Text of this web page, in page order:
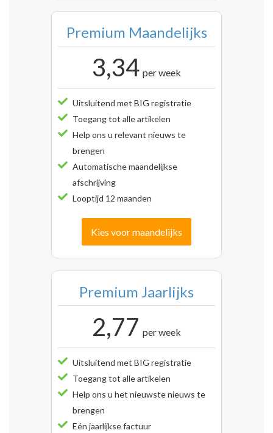
Premium Maandelijks
3,34 per week
Uitsluitend met BIG registratie
Toegang tot alle artikelen
Help ons u relevant nieuws te
brengen
Automatische maandelijkse
afschrijving
Looptijd 12 maanden
Kies voor maandelijks
Premium Jaarlijks
2,77 per week
Uitsluitend met BIG registratie
Toegang tot alle artikelen
Help ons u het nieuwste nieuws te
brengen
Eén jaarlijkse factuur